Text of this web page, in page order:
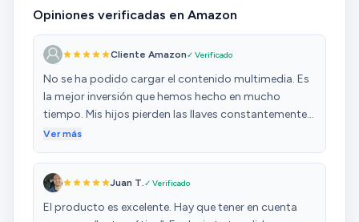
Opiniones verificadas en Amazon
Cliente Amazon✓ Verificado
No se ha podido cargar el contenido multimedia. Es
la mejor inversión que hemos hecho en mucho
tiempo. Mis hijos pierden las llaves constantemente,
y esto nos da libertad para que entren y salgan. Viene
puedes ajustar la cerradura a la huella dactilar y a un
código Muy cómodo y fácil. Las instrucciones
sencillas y cuando nos ha surgido una duda, que era
Ver más
Juan T.✓ Verificado
El producto es excelente. Hay que tener en cuenta